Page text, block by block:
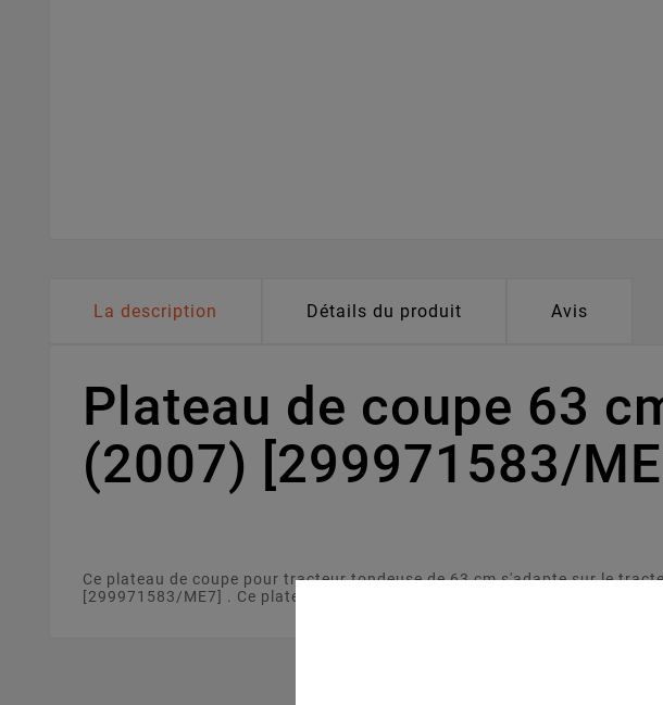
La description Détails du produit Avis
Plateau de coupe 63
(2007) [299971583/
Ce plateau de coupe pour tracteur tondeuse de 63 cm s'adapte sur le
[299971583/ME7] . Ce plateau de coupe est fabriqué à partir d'un